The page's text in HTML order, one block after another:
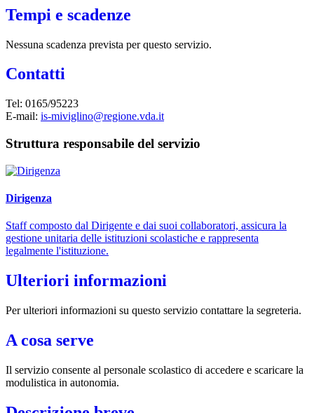
Tempi e scadenze
Nessuna scadenza prevista per questo servizio.
Contatti
Tel: 0165/95223
E-mail: is-miviglino@regione.vda.it
Struttura responsabile del servizio
Dirigenza
Staff composto dal Dirigente e dai suoi collaboratori, assicura la
gestione unitaria delle istituzioni scolastiche e rappresenta
legalmente l'istituzione.
Ulteriori informazioni
Per ulteriori informazioni su questo servizio contattare la segreteria.
A cosa serve
Il servizio consente al personale scolastico di accedere e scaricare la
modulistica in autonomia.